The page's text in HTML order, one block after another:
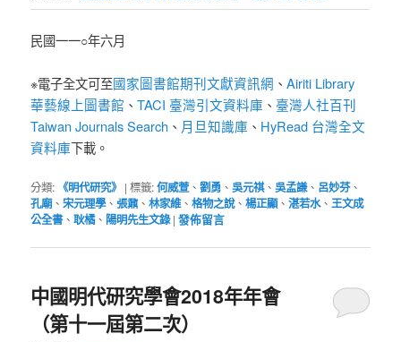
民國一一○年六月
※電子全文可至國家圖書館期刊文獻資訊網 、Airiti Library
華藝線上圖書館 、TACI 臺灣引文資料庫 、 臺灣人社百刊
Taiwan Journals Search 、 月旦知識庫 、 HyRead 台灣全文
資料庫下載。
分類: 《明代研究》 |標籤:何威萱、劉勇 、吳元祺、吳孟謙、 呂妙芬、
孔廟、 宋元理學、張鼐 、林家維、格物之說、楊正顯、湛若水、王文成
公全書、耿橘、 陽明先生文錄 |發佈留言
中國明代研究學會2018年年會
（第十一屆第二次）